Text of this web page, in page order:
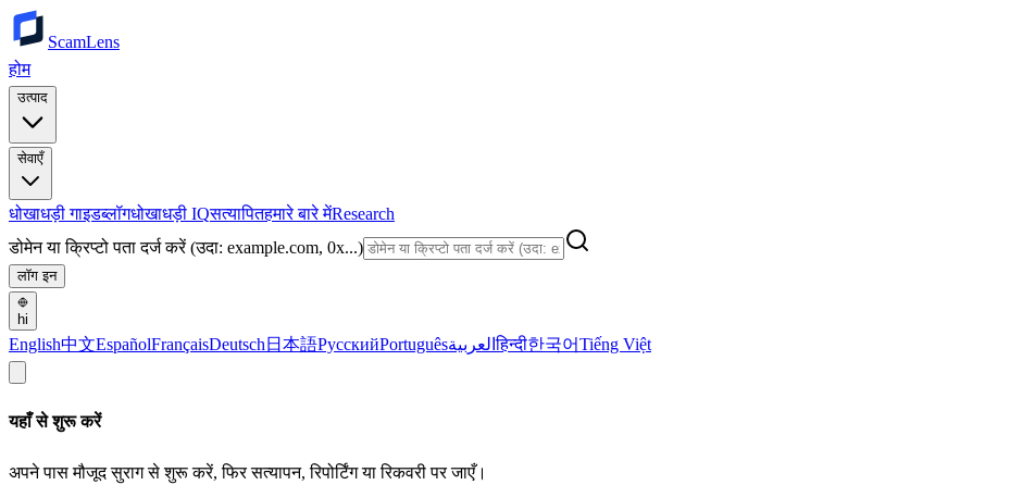
ScamLens
होम
उत्पाद
सेवाएँ
धोखाधड़ी गाइडब्लॉगधोखाधड़ी IQसत्यापितहमारे बारे मेंResearch
डोमेन या क्रिप्टो पता दर्ज करें (उदा: example.com, 0x...)
लॉग इन
hi
English中文EspañolFrançaisDeutsch 日本語РусскийPortuguêsالعربيةहिन्दी한국어Tiếng Việt
यहाँ से शुरू करें
अपने पास मौजूद सुराग से शुरू करें, फिर सत्यापन, रिपोर्टिंग या रिकवरी पर जाएँ।